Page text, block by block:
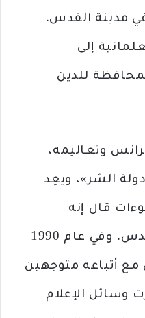
مدينة القدس،
إلى
للدين
وتعاليمه،
الشر»، ويعِد
قال إنه
يستمدها من الكتاب المقدس، وفي عام 1990
مع أتباعه متوجهين
وسائل الإعلام